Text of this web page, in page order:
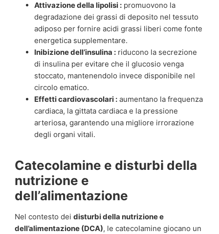
Attivazione della lipolisi : promuovono la
degradazione dei grassi di deposito nel tessuto
adiposo per fornire acidi grassi liberi come fonte
energetica supplementare.
Inibizione dell’insulina : riducono la secrezione
di insulina per evitare che il glucosio venga
stoccato, mantenendolo invece disponibile nel
circolo ematico.
Effetti cardiovascolari : aumentano la frequenza
cardiaca, la gittata cardiaca e la pressione
arteriosa, garantendo una migliore irrorazione
degli organi vitali.
Catecolamine e disturbi della
nutrizione e
dell’alimentazione
Nel contesto dei disturbi della nutrizione e
dell’alimentazione (DCA), le catecolamine giocano un